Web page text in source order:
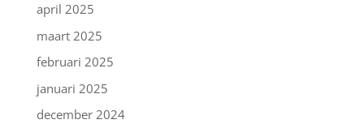
april 2025
maart 2025
februari 2025
januari 2025
december 2024